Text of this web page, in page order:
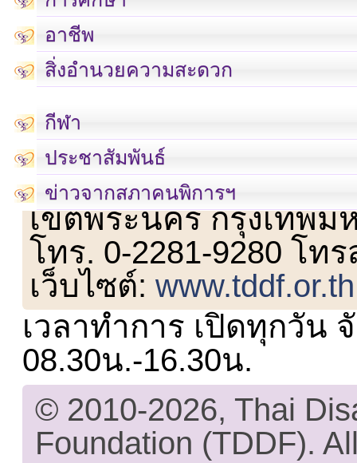
อาชีพ
สิ่งอำนวยความสะดวก
กีฬา
ประชาสัมพันธ์
ข่าวจากสภาคนพิการฯ
เลขที่ 23 ชั้น 2 ถนนวิ
เขตพระนคร กรุงเทพม
โทร. 0-2281-9280 โท
เว็บไซต์:www.tddf.or.th
เวลาทำการ เปิดทุกวัน
08.30น.-16.30น.
© 2010-2026, Thai
Foundation (TDDF).